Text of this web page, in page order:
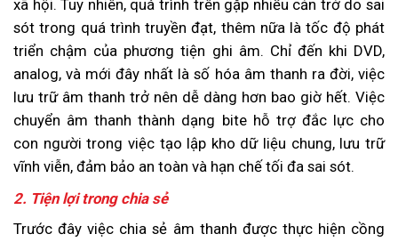
xã hội. Tuy nhiên, quá trình trên gặp nhiều cản trở do sai
sót trong quá trình truyền đạt, thêm nữa là tốc độ phát
triển chậm của phương tiện ghi âm. Chỉ đến khi DVD,
analog, và mới đây nhất là số hóa âm thanh ra đời, việc
lưu trữ âm thanh trở nên dễ dàng hơn bao giờ hết. Việc
chuyển âm thanh thành dạng bite hỗ trợ đắc lực cho
con người trong việc tạo lập kho dữ liệu chung, lưu trữ
vĩnh viễn, đảm bảo an toàn và hạn chế tối đa sai sót.
2. Tiện lợi trong chia sẻ
Trước đây việc chia sẻ âm thanh được thực hiện cồng